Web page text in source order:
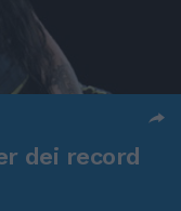
dei record